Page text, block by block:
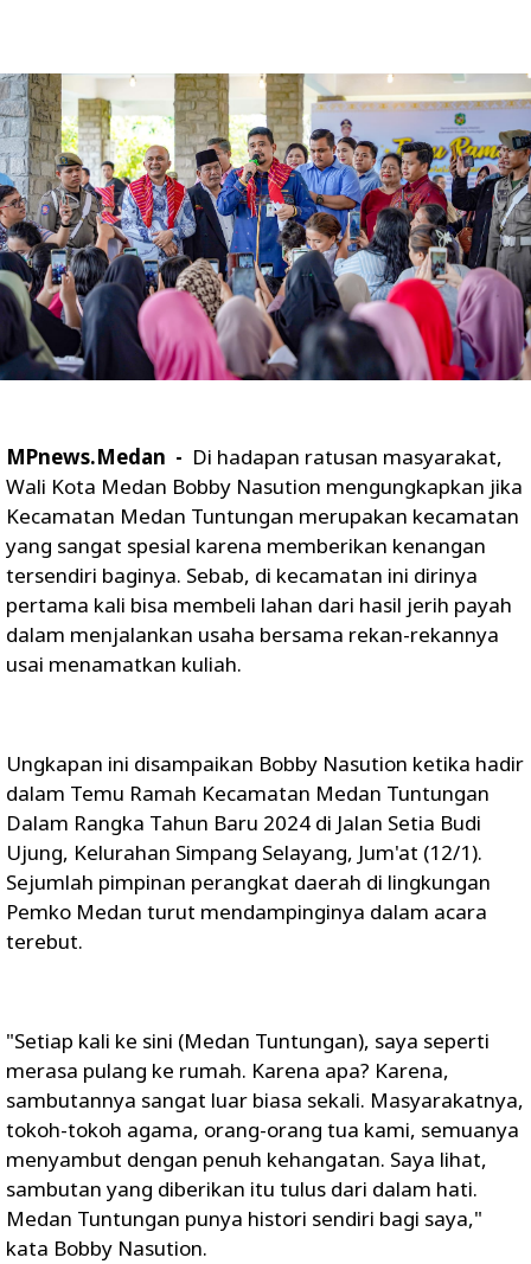
MPnews.Medan - Di hadapan ratusan masyarakat,
Wali Kota Medan Bobby Nasution mengungkapkan jika
Kecamatan Medan Tuntungan merupakan kecamatan
yang sangat spesial karena memberikan kenangan
tersendiri baginya. Sebab, di kecamatan ini dirinya
pertama kali bisa membeli lahan dari hasil jerih payah
dalam menjalankan usaha bersama rekan-rekannya
usai menamatkan kuliah.
Ungkapan ini disampaikan Bobby Nasution ketika hadir
dalam Temu Ramah Kecamatan Medan Tuntungan
Dalam Rangka Tahun Baru 2024 di Jalan Setia Budi
Ujung, Kelurahan Simpang Selayang, Jum'at (12/1).
Sejumlah pimpinan perangkat daerah di lingkungan
Pemko Medan turut mendampinginya dalam acara
terebut.
"Setiap kali ke sini (Medan Tuntungan), saya seperti
merasa pulang ke rumah. Karena apa? Karena,
sambutannya sangat luar biasa sekali. Masyarakatnya,
tokoh-tokoh agama, orang-orang tua kami, semuanya
menyambut dengan penuh kehangatan. Saya lihat,
sambutan yang diberikan itu tulus dari dalam hati.
Medan Tuntungan punya histori sendiri bagi saya,"
kata Bobby Nasution.